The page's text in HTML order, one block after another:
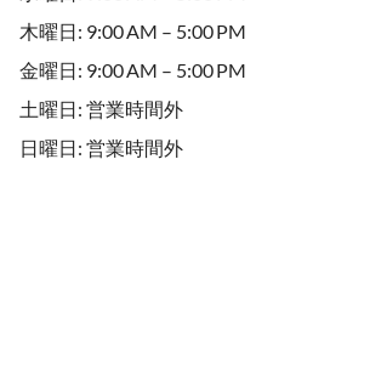
木曜日: 9:00 AM – 5:00 PM
金曜日: 9:00 AM – 5:00 PM
土曜日: 営業時間外
日曜日: 営業時間外